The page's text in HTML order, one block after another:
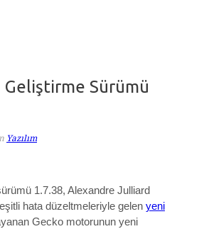
Geliştirme Sürümü
Yazılım
1.7.38, Alexandre Julliard
hata düzeltmeleriyle gelen yeni
Gecko motorunun yeni